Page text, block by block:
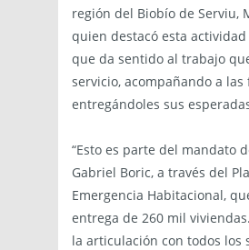
región del Biobío de Serviu,
quien destacó esta
que da sentido al trabajo
servicio, acompañando a las
entregándoles sus
“Esto es parte del mandato
Gabriel Boric, a través del
Emergencia Habitacional,
entrega de 260 mil
la articulación con todos los